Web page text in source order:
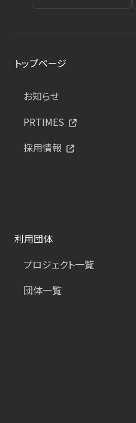
トップページ
お知らせ
PRTIMES
採用情報
利用団体
プロジェクト一覧
団体一覧